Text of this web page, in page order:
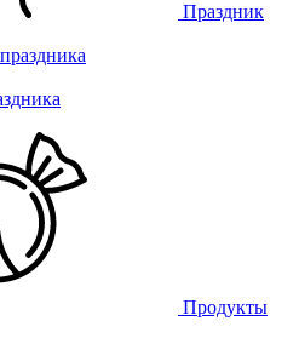
Праздник
Продукты